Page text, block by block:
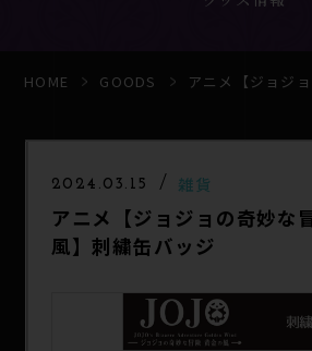
HOME
COMICS
SPECIAL
HOME GOODS アニメ【ジョジ
2024.03.15 雑貨
アニメ【ジョジョの奇妙
風】刺繍缶バッジ